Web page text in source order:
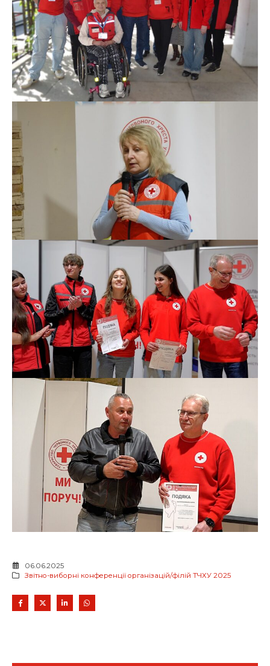
06.06.2025
Звітно-виборні конференції організацій/філій ТЧХУ 2025